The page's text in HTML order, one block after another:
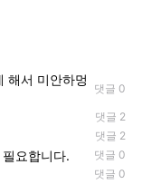
해서 미안하멍
댓글 0
댓글 2
댓글 2
요합니다. 댓글 0
댓글 0